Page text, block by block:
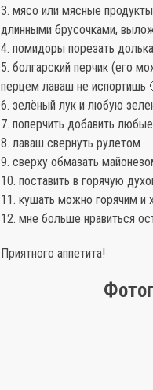
3. мясо или мясные
длинными брусочками,
4. помидоры порезать
5. болгарский перчик (его
перцем лаваш не испортишь
6. зелёный лук и любую
7. поперчить добавить
8. лаваш свернуть рулетом
9. сверху обмазать
10. поставить в горячую
11. кушать можно горячим и
12. мне больше нравиться
Приятного аппетита!